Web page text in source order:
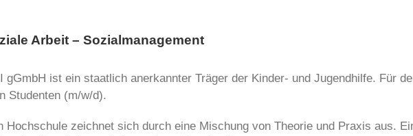
Arbeit – Sozialmanagement
gGmbH ist ein staatlich anerkannter Träger der Kinder- und Jugendhilfe. Für
Studenten (m/w/d).
Hochschule zeichnet sich durch eine Mischung von Theorie und Praxis aus.